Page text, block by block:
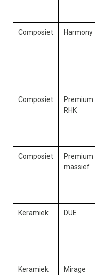
Composiet Harmony
Composiet
Premium
RHK
Composiet
Premium
massief
Keramiek DUE
Keramiek Mirage